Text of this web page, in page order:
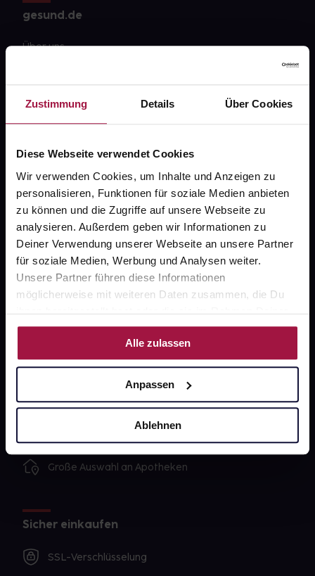
Zustimmung Details Über Cookies
Diese Webseite verwendet Cookies
Wir verwenden Cookies, um Inhalte und Anzeigen zu
personalisieren, Funktionen für soziale Medien anbieten
zu können und die Zugriffe auf unsere Webseite zu
analysieren. Außerdem geben wir Informationen zu
Deiner Verwendung unserer Webseite an unsere Partner
für soziale Medien, Werbung und Analysen weiter.
Unsere Partner führen diese Informationen
möglicherweise mit weiteren Daten zusammen, die Du
ihnen bereitgestellt hast oder die sie im Rahmen Deiner
Nutzung der Dienste gesammelt haben.
Alle zulassen
Anpassen
Ablehnen
gesund.de
Über uns
Newsletter
Barrierefreiheitserklärung
PAYBACK
gesund-versorger.de
Datenschutz
AGB
Impressum
Ausgewählte Wunschprodukte sofort abholbereit
selben Tag möglich
Freie Wahl der Apotheke
Große Auswahl an Apotheken
Sicher einkaufen
SSL-Verschlüsselung